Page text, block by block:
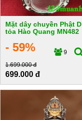
Mặt dây chuyền Phật
tỏa Hào Quang MN482
- 59% 9
1.699.000 đ
699.000 đ